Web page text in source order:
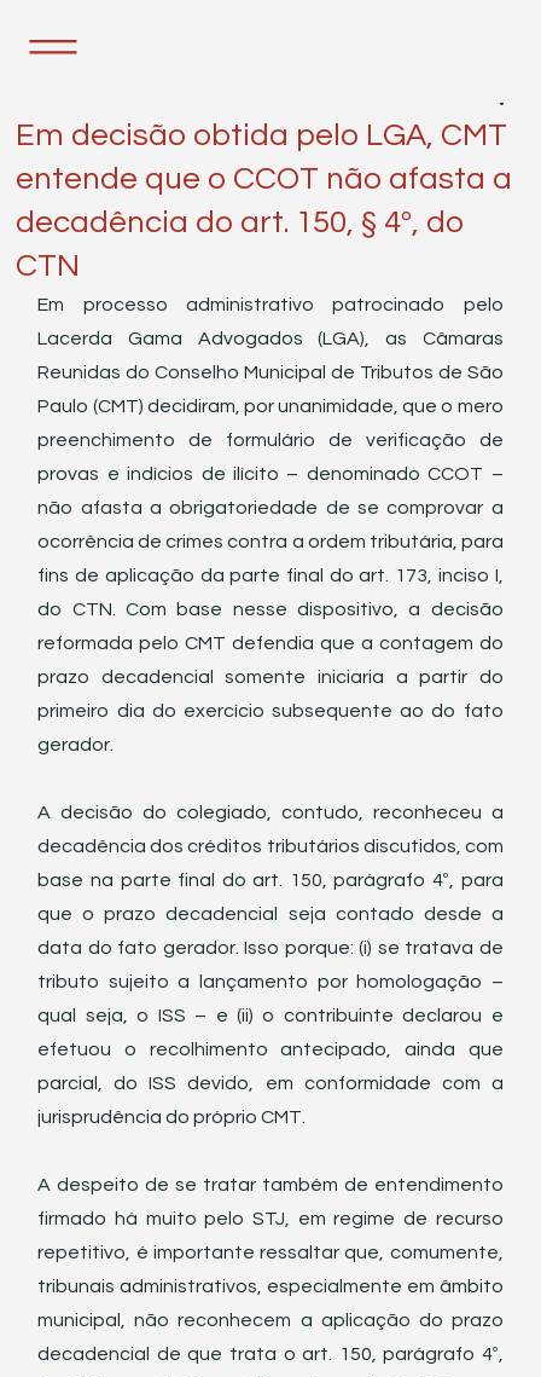
Em decisão obtida pelo LGA, CMT
entende que o CCOT não afasta a
decadência do art. 150, § 4º, do
CTN
Em processo administrativo patrocinado pelo
Lacerda Gama Advogados (LGA), as Câmaras
Reunidas do Conselho Municipal de Tributos de São
Paulo (CMT) decidiram, por unanimidade, que o mero
preenchimento de formulário de verificação de
provas e indícios de ilícito – denominado CCOT –
não afasta a obrigatoriedade de se comprovar a
ocorrência de crimes contra a ordem tributária, para
fins de aplicação da parte final do art. 173, inciso I,
do CTN. Com base nesse dispositivo, a decisão
reformada pelo CMT defendia que a contagem do
prazo decadencial somente iniciaria a partir do
primeiro dia do exercício subsequente ao do fato
gerador.
A decisão do colegiado, contudo, reconheceu a
decadência dos créditos tributários discutidos, com
base na parte final do art. 150, parágrafo 4º, para
que o prazo decadencial seja contado desde a
data do fato gerador. Isso porque: (i) se tratava de
tributo sujeito a lançamento por homologação –
qual seja, o ISS – e (ii) o contribuinte declarou e
efetuou o recolhimento antecipado, ainda que
parcial, do ISS devido, em conformidade com a
jurisprudência do próprio CMT.
A despeito de se tratar também de entendimento
firmado há muito pelo STJ, em regime de recurso
repetitivo, é importante ressaltar que, comumente,
tribunais administrativos, especialmente em âmbito
municipal, não reconhecem a aplicação do prazo
decadencial de que trata o art. 150, parágrafo 4º,